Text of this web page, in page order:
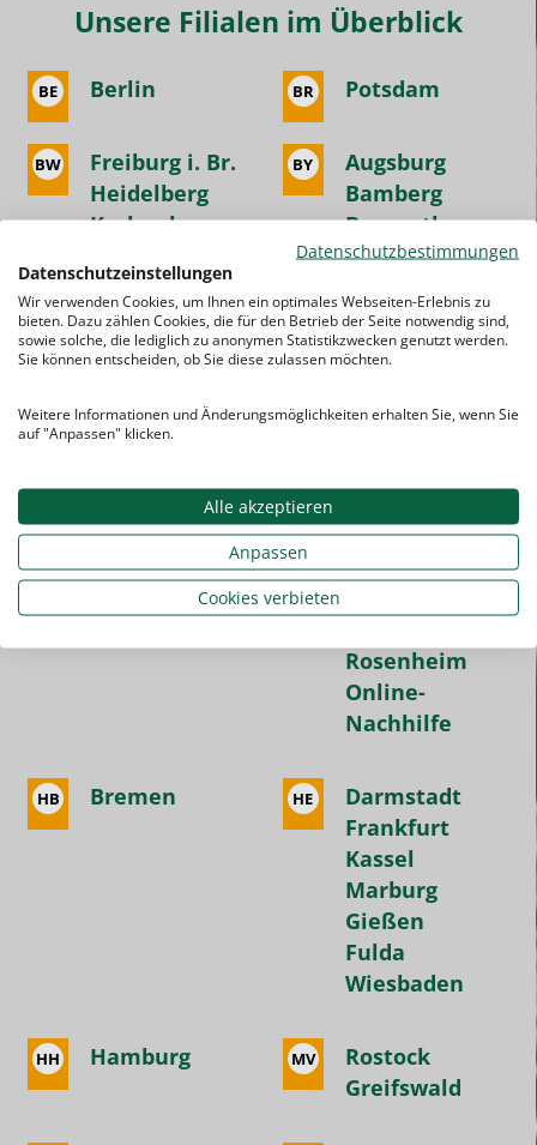
Unsere Filialen im Überblick
BE Berlin BR Potsdam
BW
Freiburg i. Br.
Heidelberg
Karlsruhe
Mannheim
Stuttgart
Tübingen
Ludwigsburg
Heilbronn
BY
Augsburg
Bamberg
Bayreuth
Coburg
Erlangen
Hof (Saale)
München
Würzburg
Schweinfurt
Rosenheim
Online-
Nachhilfe
HB Bremen HE
Darmstadt
Frankfurt
Kassel
Marburg
Gießen
Fulda
Wiesbaden
HH Hamburg MV
Rostock
Greifswald
Datenschutzbestimmungen
Datenschutzeinstellungen
Wir verwenden Cookies, um Ihnen ein optimales Webseiten-Erlebnis zu
bieten. Dazu zählen Cookies, die für den Betrieb der Seite notwendig sind,
sowie solche, die lediglich zu anonymen Statistikzwecken genutzt werden.
Sie können entscheiden, ob Sie diese zulassen möchten.
Weitere Informationen und Änderungsmöglichkeiten erhalten Sie, wenn Sie
auf "Anpassen" klicken.
Alle akzeptieren
Anpassen
Cookies verbieten